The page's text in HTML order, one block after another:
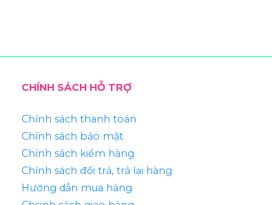
CHÍNH SÁCH HỖ TRỢ
Chính sách thanh toán
Chính sách bảo mật
Chính sách kiểm hàng
Chính sách đổi trả, trả lại hàng
Hướng dẫn mua hàng